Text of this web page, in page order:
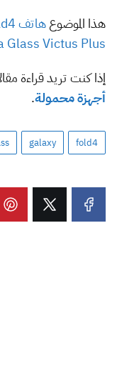
هذا الموضوع
Glass Victus Plus
إذا كنت تريد قراءة
أجهزة محمولة.
fold4
galaxy